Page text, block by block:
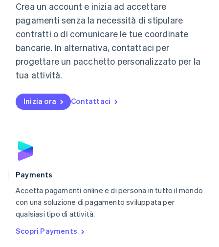
Crea un account e inizia ad accettare
pagamenti senza la necessità di stipulare
contratti o di comunicare le tue coordinate
bancarie. In alternativa, contattaci per
progettare un pacchetto personalizzato per la
tua attività.
Inizia ora Contattaci
Payments
Accetta pagamenti online e di persona in tutto il mondo
con una soluzione di pagamento sviluppata per
qualsiasi tipo di attività.
Scopri Payments
Lussemburgo
Deutsch English
Malaysia
English 简体中文
Malta
Messico
EspañolEnglish
English
Nuova Zelanda
Polonia
English
Português
English简体中文
Regno Unito
English
English